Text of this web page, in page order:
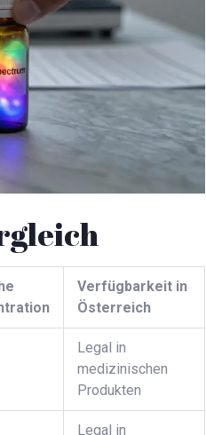
Verfügbarkeit in
Österreich
Legal in
medizinischen
Produkten
Legal in